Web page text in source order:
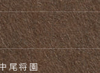
尾将園